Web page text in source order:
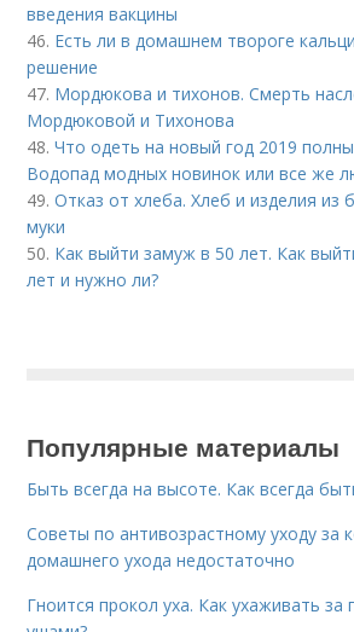
введения вакцины
46. Есть ли в домашнем твороге
решение
47. Мордюкова и тихонов. Смерть
Мордюковой и Тихонова
48.Что одеть на новый год 2019
Водопад модных новинок или все же
49.Отказ от хлеба. Хлеб и изделия из
муки
50. Как выйти замуж в 50 лет. Как
лет и нужно ли?
Популярные материалы
Быть всегда на высоте. Как всегда
Советы по антивозрастному уходу за
домашнего ухода недостаточно
Гноится прокол уха. Как ухаживать